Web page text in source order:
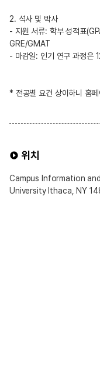
2. 석사 및 박사
- 지원 서류: 학부 성적표
GRE/GMAT
- 마감일: 인기 연구 과정은
* 전공별 요건 상이하니 홈
위치
Campus Information
University Ithaca, NY